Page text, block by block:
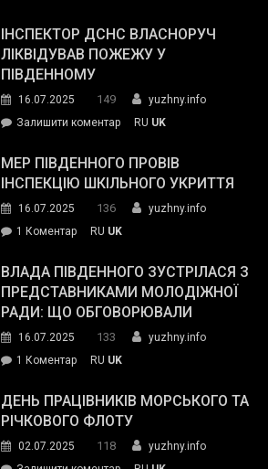
провів
нараду
силових
та
органів:
«Наш
спільний
окупанти.
Маємо
діяти
команда
ІНСПЕКТОР ДСНС ВЛАСНОРУЧ
ЛІКВІДУВАВ ПОЖЕЖУ У
ПІВДЕННОМУ
16.07.2025 149
yuzhny.info
Залишити коментарon
ДСНС
власноруч
пожежу
у
RU UK
МЕР ПІВДЕННОГО ПРОВІВ
ІНСПЕКЦІЮ ШКІЛЬНОГО УКРИТТЯ
16.07.2025 136
yuzhny.info
1 Коментардо
Південного
провів
інспекцію
RU UK
ВЛАДА ПІВДЕННОГО ЗУСТРІЛАСЯ З
ПРЕДСТАВНИКАМИ МОЛОДІЖНОЇ
РАДИ: ЩО ОБГОВОРЮВАЛИ
16.07.2025 133
yuzhny.info
1 Коментардо
Південного
зустрілася
представниками
RU UK
ДЕНЬ ПРАЦІВНИКІВ МОРСЬКОГО ТА
РІЧКОВОГО ФЛОТУ
02.07.2025 118
yuzhny.info